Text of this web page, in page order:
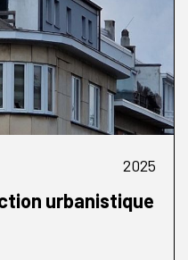
2025
urbanistique